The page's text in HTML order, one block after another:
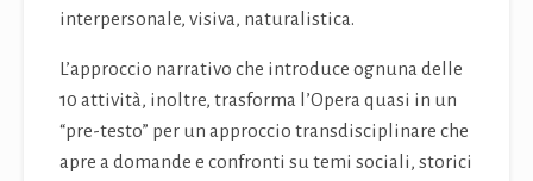
interpersonale, visiva, naturalistica.
L’approccio narrativo che introduce ognuna delle
10 attività, inoltre, trasforma l’Opera quasi in un
“pre-testo” per un approccio transdisciplinare che
apre a domande e confronti su temi sociali, storici